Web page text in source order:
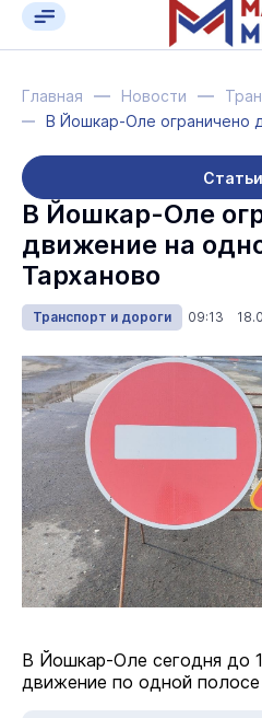
Главная Новости
Статьи
В Йошкар-Оле
движение на
Тарханово
Транспорт и дороги 09:13
В Йошкар-Оле сегодня до
движение по одной